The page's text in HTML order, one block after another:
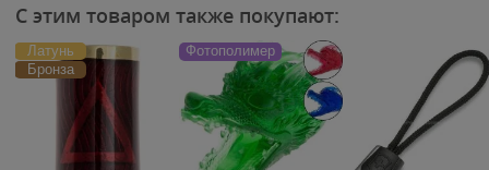
С этим товаром также покупают:
Латунь
Бронза
Фотополимер